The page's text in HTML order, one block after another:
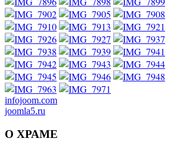
infojoom.com
joomla5.ru
О ХРАМЕ